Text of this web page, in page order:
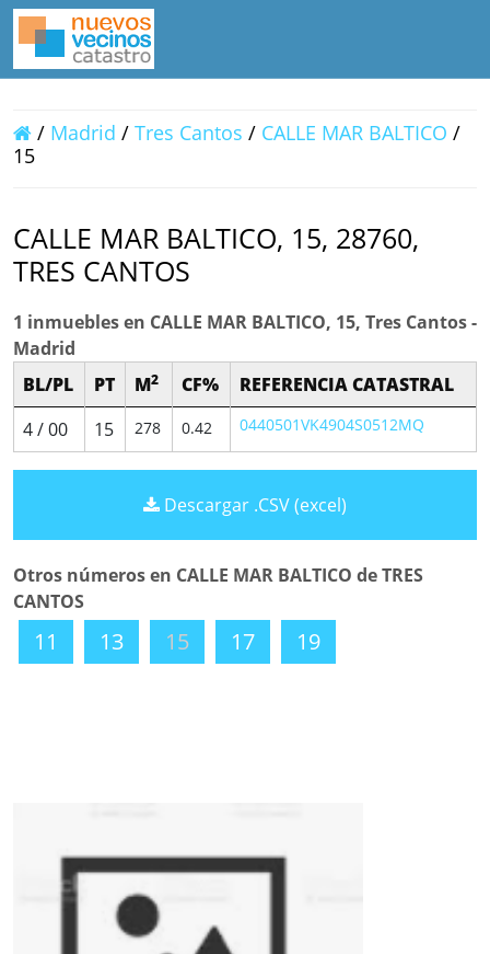
/ Madrid / Tres Cantos / CALLE MAR BALTICO /
15
CALLE MAR BALTICO, 15, 28760,
TRES CANTOS
1 inmuebles en CALLE MAR BALTICO, 15, Tres Cantos -
Madrid
BL/PL
PT M2 CF%
REFERENCIA CATASTRAL
4 / 00
15 278 0.42 0440501VK4904S0512MQ
Descargar .CSV (excel)
Otros números en CALLE MAR BALTICO de TRES
CANTOS
11 13 15 17 19